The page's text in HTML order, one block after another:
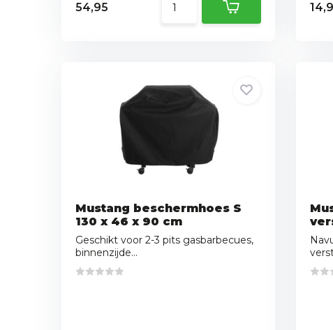
54,95
Mustang beschermhoes S
130 x 46 x 90 cm
Geschikt voor 2-3 pits gasbarbecues,
binnenzijde...